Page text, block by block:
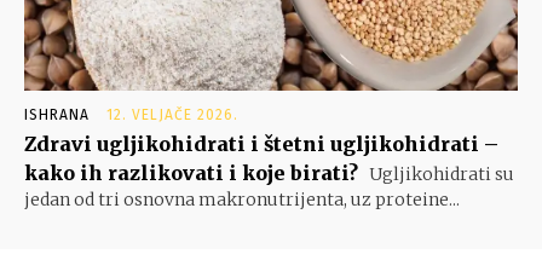
ISHRANA 12. VELJAČE 2026.
Zdravi ugljikohidrati i štetni ugljikohidrati –
kako ih razlikovati i koje birati? Ugljikohidrati su
jedan od tri osnovna makronutrijenta, uz proteine...